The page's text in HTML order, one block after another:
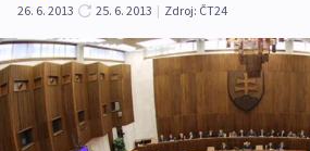
26. 6. 2013
25. 6. 2013 | Zdroj: ČT24